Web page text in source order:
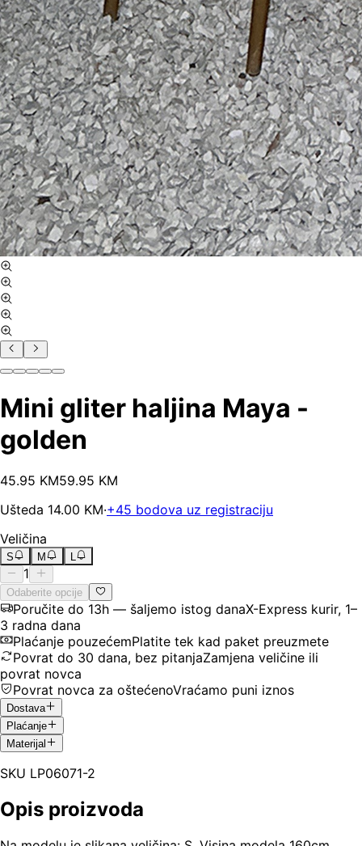
Mini gliter haljina Maya -
golden
45.95 KM59.95 KM
Ušteda 14.00 KM·+45 bodova uz registraciju
Veličina
S M L
1
Odaberite opcije
Poručite do 13h — šaljemo istog danaX-Express kurir, 1–
3 radna dana
Plaćanje pouzećemPlatite tek kad paket preuzmete
Povrat do 30 dana, bez pitanjaZamjena veličine ili
povrat novca
Povrat novca za oštećenoVraćamo puni iznos
Dostava
Plaćanje
Materijal
SKU LP06071-2
Opis proizvoda